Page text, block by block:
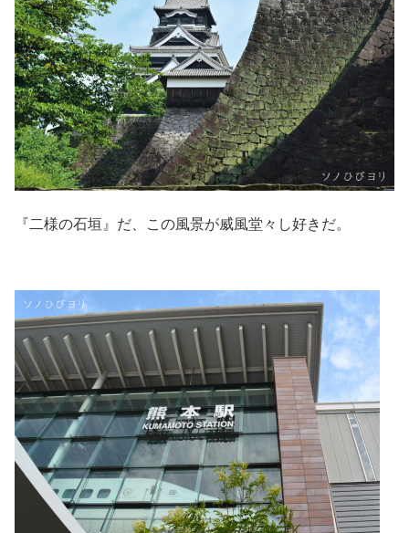
『二様の石垣』だ、この風景が威風堂々し好きだ。